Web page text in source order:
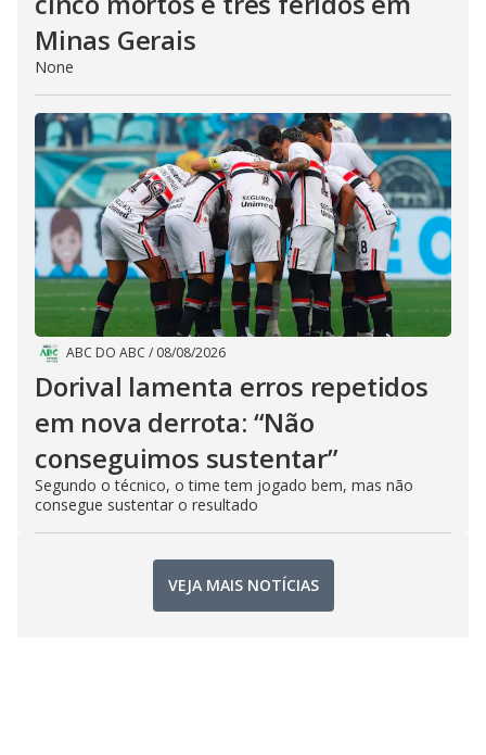
Minas Gerais
None
ABC DO ABC / 08/08/2026
Dorival lamenta erros repetidos
em nova derrota: “Não
conseguimos sustentar”
Segundo o técnico, o time tem jogado bem, mas não
consegue sustentar o resultado
VEJA MAIS NOTÍCIAS